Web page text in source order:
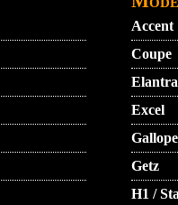
Accent
Coupe
Elantra
Excel
Getz
H1 /